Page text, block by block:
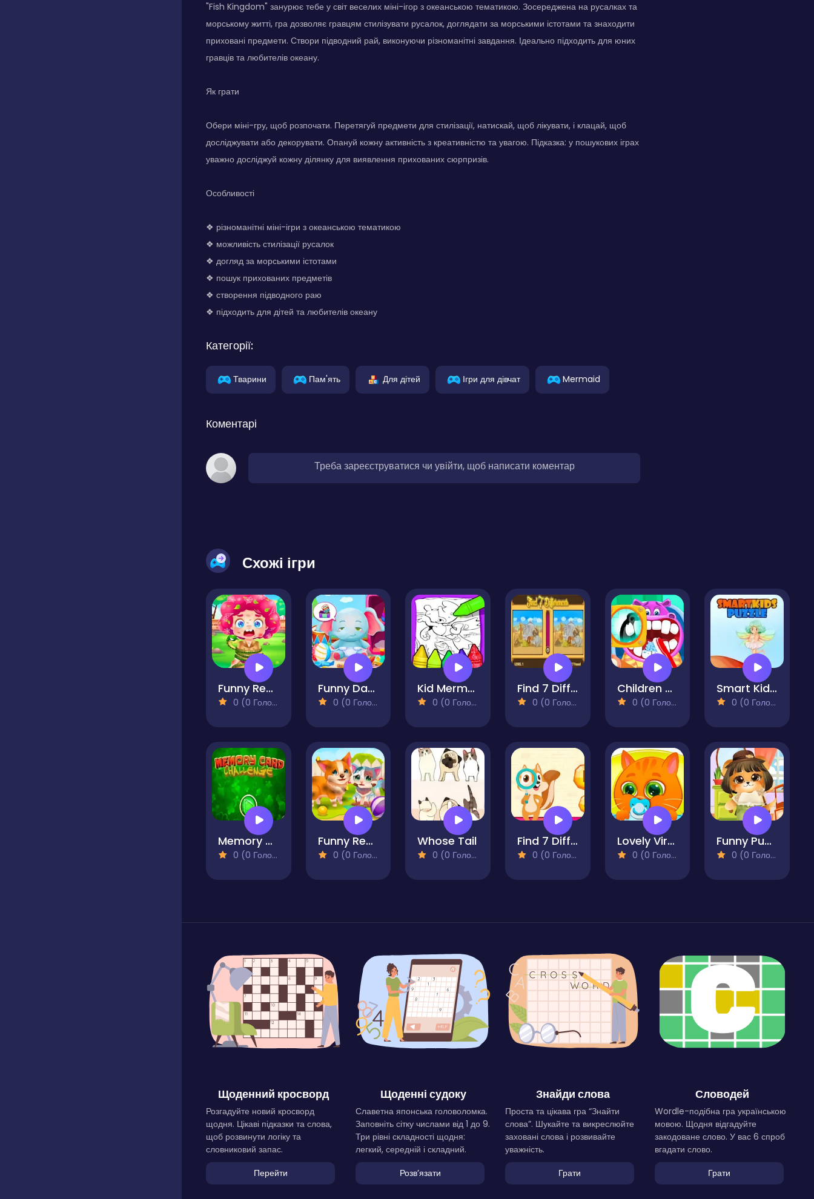
"Fish Kingdom" занурює тебе у світ веселих міні-ігор з океанською тематикою. Зосереджена на русалках та
морському житті, гра дозволяє гравцям стилізувати русалок, доглядати за морськими істотами та знаходити
приховані предмети. Створи підводний рай, виконуючи різноманітні завдання. Ідеально підходить для юних
гравців та любителів океану.
Як грати
Обери міні-гру, щоб розпочати. Перетягуй предмети для стилізації, натискай, щоб лікувати, і клацай, щоб
досліджувати або декорувати. Опануй кожну активність з креативністю та увагою. Підказка: у пошукових іграх
уважно досліджуй кожну ділянку для виявлення прихованих сюрпризів.
Особливості
❖ різноманітні міні-ігри з океанською тематикою
❖ можливість стилізації русалок
❖ догляд за морськими істотами
❖ пошук прихованих предметів
❖ створення підводного раю
❖ підходить для дітей та любителів океану
Категорії:
Тварини Пам'ять Для дітей Ігри для дівчат Mermaid
Коментарі
Треба зареєструватися чи увійти, щоб написати коментар
Схожі ігри
Funny Rescue Zookeeper
0 (0 Голосів)
Funny Daycare
0 (0 Голосів)
Kid Mermaids Coloring
0 (0 Голосів)
Find 7 Differences Game
0 (0 Голосів)
Children Doctor Dentist
0 (0 Голосів)
Smart Kids Puzzle
0 (0 Голосів)
Memory Card Challenge
0 (0 Голосів)
Funny Rescue Pet
0 (0 Голосів)
Whose Tail
0 (0 Голосів)
Find 7 Differences
0 (0 Голосів)
Lovely Virtual Cat
0 (0 Голосів)
Funny Puppy Dressup
0 (0 Голосів)
Щоденний кросворд
Розгадуйте новий кросворд
щодня. Цікаві підказки та слова,
щоб розвинути логіку та
словниковий запас.
Перейти
Щоденні судоку
Славетна японська головоломка.
Заповніть сітку числами від 1 до 9.
Три рівні складності щодня:
легкий, середній і складний.
Розвʼязати
Знайди слова
Проста та цікава гра “Знайти
слова”. Шукайте та викреслюйте
заховані слова і розвивайте
уважність.
Грати
Словодей
Wordle-подібна гра українською
мовою. Щодня відгадуйте
закодоване слово. У вас 6 спроб
вгадати слово.
Грати